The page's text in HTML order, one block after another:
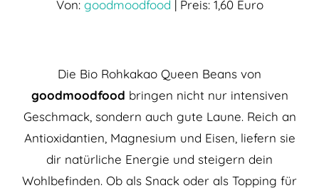
Von: goodmoodfood | Preis: 1,60 Euro
Die Bio Rohkakao Queen Beans von
goodmoodfood bringen nicht nur intensiven
Geschmack, sondern auch gute Laune. Reich an
Antioxidantien, Magnesium und Eisen, liefern sie
dir natürliche Energie und steigern dein
Wohlbefinden. Ob als Snack oder als Topping für